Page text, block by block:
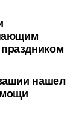
нашел